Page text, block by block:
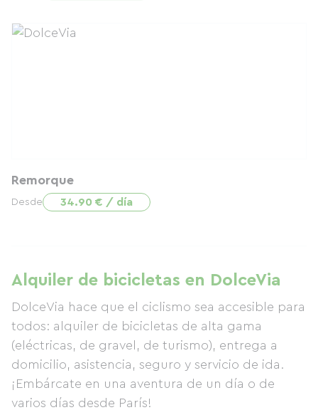
Remorque
Desde 34.90 € / día
Alquiler de bicicletas en DolceVia
DolceVia hace que el ciclismo sea accesible para
todos: alquiler de bicicletas de alta gama
(eléctricas, de gravel, de turismo), entrega a
domicilio, asistencia, seguro y servicio de ida.
¡Embárcate en una aventura de un día o de
varios días desde París!